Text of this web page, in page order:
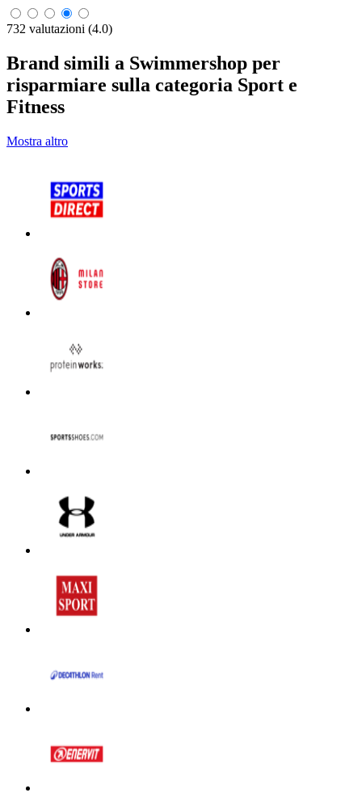
732 valutazioni (4.0)
Brand simili a Swimmershop per
risparmiare sulla categoria Sport e
Fitness
Mostra altro